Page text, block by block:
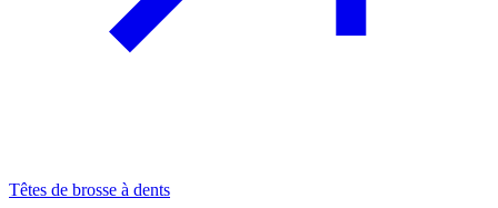
Têtes de brosse à dents